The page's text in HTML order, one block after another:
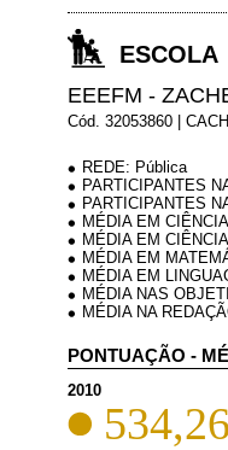
ESCOLA
EEEFM -
Cód. 32053860 |
REDE: Pública
PARTICIPANTES
PARTICIPANTES
MÉDIA EM
MÉDIA EM
MÉDIA EM
MÉDIA EM
MÉDIA NAS
MÉDIA NA
PONTUAÇÃO -
2010
534,26